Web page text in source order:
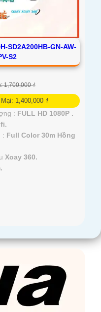
SD2A200HB-GN-AW-
S2
1,700,000 ₫
1,400,000 ₫
: FULL HD 1080P .
: Full Color 30m Hồng
Xoay 360.